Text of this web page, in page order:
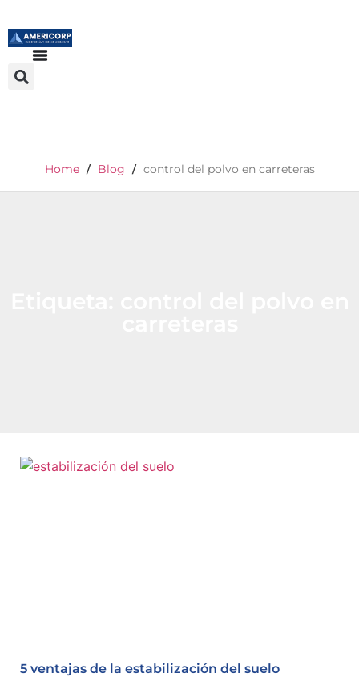
Home / Blog / control del polvo en carreteras
5 ventajas de la estabilización del suelo